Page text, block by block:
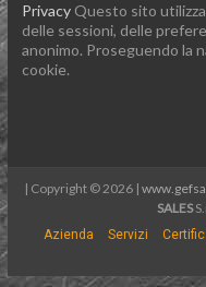
PrivacyQuesto sito
delle sessioni, delle
anonimo. Proseguendo la
cookie.
| Copyright © 2026 |
SALES
Azienda Servizi